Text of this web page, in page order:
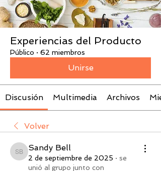
Experiencias del Producto
Público · 62 miembros
Unirse
Discusión Multimedia Archivos
Volver
Sandy Bell
Sandy Bell
2 de septiembre de 2025 · se
unió al grupo junto con